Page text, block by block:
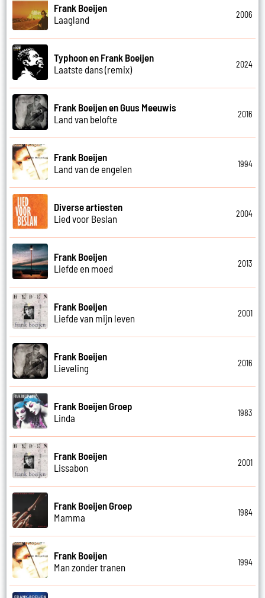
Frank Boeijen
Laagland
2006
Typhoon en Frank Boeijen
Laatste dans (remix)
2024
Frank Boeijen en Guus Meeuwis
Land van belofte
2016
Frank Boeijen
Land van de engelen
1994
Diverse artiesten
Lied voor Beslan
2004
Frank Boeijen
Liefde en moed
2013
Frank Boeijen
Liefde van mijn leven
2001
Frank Boeijen
Lieveling
2016
Frank Boeijen Groep
Linda
1983
Frank Boeijen
Lissabon
2001
Frank Boeijen Groep
Mamma
1984
Frank Boeijen
Man zonder tranen
1994